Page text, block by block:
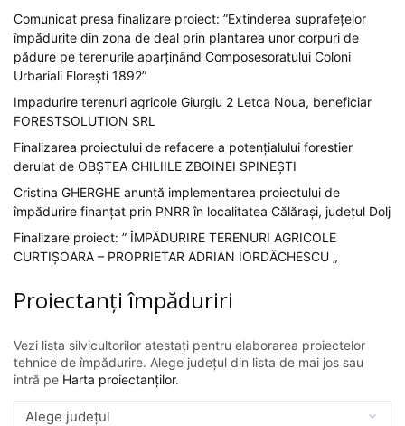
Comunicat presa finalizare proiect: ”Extinderea suprafețelor
împădurite din zona de deal prin plantarea unor corpuri de
pădure pe terenurile aparținând Composesoratului Coloni
Urbariali Florești 1892”
Impadurire terenuri agricole Giurgiu 2 Letca Noua, beneficiar
FORESTSOLUTION SRL
Finalizarea proiectului de refacere a potențialului forestier
derulat de OBȘTEA CHILIILE ZBOINEI SPINEȘTI
Cristina GHERGHE anunță implementarea proiectului de
împădurire finanțat prin PNRR în localitatea Călărași, județul Dolj
Finalizare proiect: ” ÎMPĂDURIRE TERENURI AGRICOLE
CURTIȘOARA – PROPRIETAR ADRIAN IORDĂCHESCU „
Proiectanți împăduriri
Vezi lista silvicultorilor atestați pentru elaborarea proiectelor
tehnice de împădurire. Alege județul din lista de mai jos sau
intră pe Harta proiectanților.